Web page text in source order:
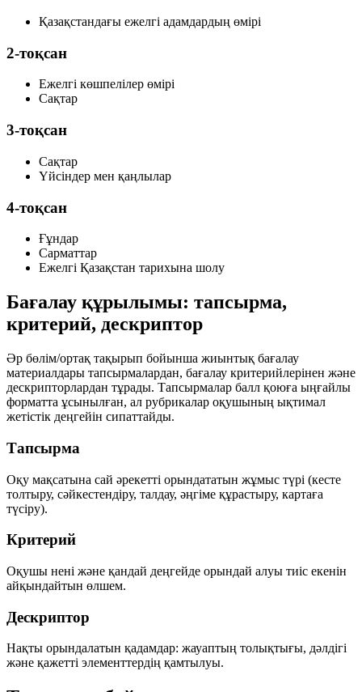
Қазақстандағы ежелгі адамдардың өмірі
2-тоқсан
Ежелгі көшпелілер өмірі
Сақтар
3-тоқсан
Сақтар
Үйсіндер мен қаңлылар
4-тоқсан
Ғұндар
Сарматтар
Ежелгі Қазақстан тарихына шолу
Бағалау құрылымы: тапсырма,
критерий, дескриптор
Әр бөлім/ортақ тақырып бойынша жиынтық бағалау
материалдары тапсырмалардан, бағалау критерийлерінен және
дескрипторлардан тұрады. Тапсырмалар балл қоюға ыңғайлы
форматта ұсынылған, ал рубрикалар оқушының ықтимал
жетістік деңгейін сипаттайды.
Тапсырма
Оқу мақсатына сай әрекетті орындататын жұмыс түрі (кесте
толтыру, сәйкестендіру, талдау, әңгіме құрастыру, картаға
түсіру).
Критерий
Оқушы нені және қандай деңгейде орындай алуы тиіс екенін
айқындайтын өлшем.
Дескриптор
Нақты орындалатын қадамдар: жауаптың толықтығы, дәлдігі
және қажетті элементтердің қамтылуы.